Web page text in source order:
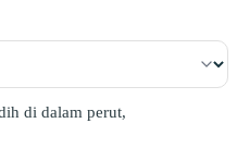
di dalam perut,